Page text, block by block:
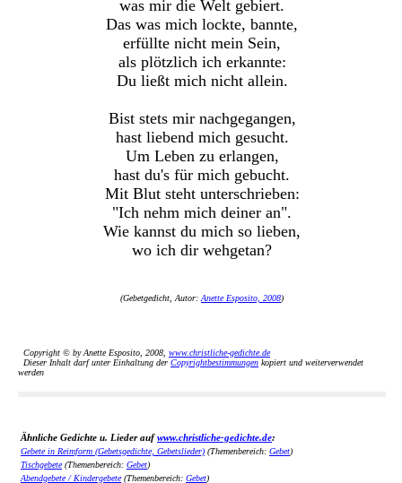
was mir die Welt gebiert.
Das was mich lockte, bannte,
erfüllte nicht mein Sein,
als plötzlich ich erkannte:
Du ließt mich nicht allein.
Bist stets mir nachgegangen,
hast liebend mich gesucht.
Um Leben zu erlangen,
hast du's für mich gebucht.
Mit Blut steht unterschrieben:
"Ich nehm mich deiner an".
Wie kannst du mich so lieben,
wo ich dir wehgetan?
(Gebetgedicht, Autor:Anette Esposito, 2008)
Copyright © by Anette Esposito, 2008, www.christliche-gedichte.de
Dieser Inhalt darf unter Einhaltung der Copyrightbestimmungen kopiert und weiterverwendet
werden
Ähnliche Gedichte u. Lieder aufwww.christliche-gedichte.de:
Gebete in Reimform (Gebetsgedichte, Gebetslieder) (Themenbereich: Gebet)
Tischgebete(Themenbereich: Gebet)
Abendgebete / Kindergebete(Themenbereich: Gebet)